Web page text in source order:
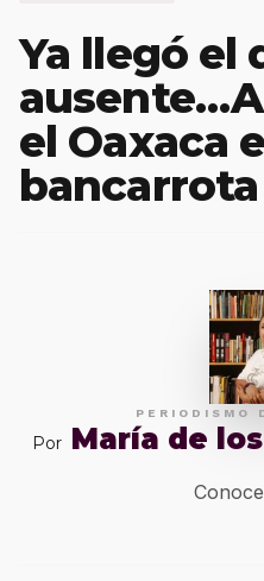
Ya llegó el
el Oaxaca
bancarrota
PERIODISMO
Por María de